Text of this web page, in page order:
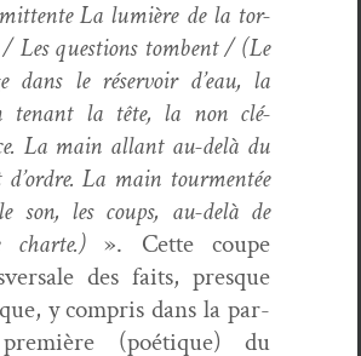
La lumière de la tor­
Les ques­tions tombent / (Le
dans le réser­voir d’eau, la
ten­ant la tête, la non clé­
La main allant au-delà du
La main tour­men­tée
son, les coups, au-delà de
charte.) ». Cette coupe
des faits, presque
y com­pris dans la par­
(poé­tique) du